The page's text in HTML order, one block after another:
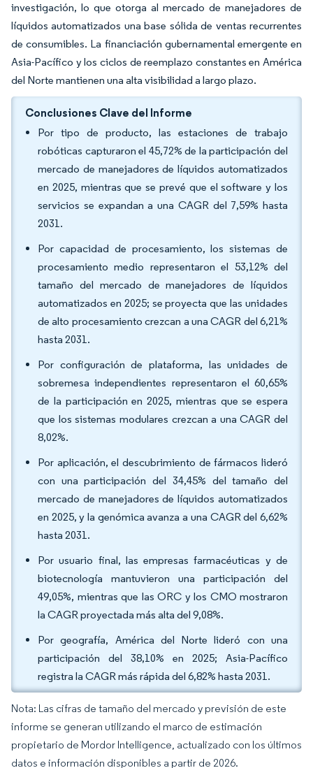
investigación, lo que otorga al mercado de manejadores de
líquidos automatizados una base sólida de ventas recurrentes
de consumibles. La financiación gubernamental emergente en
Asia-Pacífico y los ciclos de reemplazo constantes en América
del Norte mantienen una alta visibilidad a largo plazo.
Conclusiones Clave del Informe
Por tipo de producto, las estaciones de trabajo
robóticas capturaron el 45,72% de la participación del
mercado de manejadores de líquidos automatizados
en 2025, mientras que se prevé que el software y los
servicios se expandan a una CAGR del 7,59% hasta
2031.
Por capacidad de procesamiento, los sistemas de
procesamiento medio representaron el 53,12% del
tamaño del mercado de manejadores de líquidos
automatizados en 2025; se proyecta que las unidades
de alto procesamiento crezcan a una CAGR del 6,21%
hasta 2031.
Por configuración de plataforma, las unidades de
sobremesa independientes representaron el 60,65%
de la participación en 2025, mientras que se espera
que los sistemas modulares crezcan a una CAGR del
8,02%.
Por aplicación, el descubrimiento de fármacos lideró
con una participación del 34,45% del tamaño del
mercado de manejadores de líquidos automatizados
en 2025, y la genómica avanza a una CAGR del 6,62%
hasta 2031.
Por usuario final, las empresas farmacéuticas y de
biotecnología mantuvieron una participación del
49,05%, mientras que las ORC y los CMO mostraron
la CAGR proyectada más alta del 9,08%.
Por geografía, América del Norte lideró con una
participación del 38,10% en 2025; Asia-Pacífico
registra la CAGR más rápida del 6,82% hasta 2031.
Nota: Las cifras de tamaño del mercado y previsión de este
informe se generan utilizando el marco de estimación
propietario de Mordor Intelligence, actualizado con los últimos
datos e información disponibles a partir de 2026.